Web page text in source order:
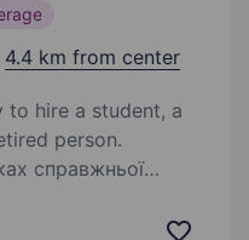
4.4 km from center
to hire a student, a
person.
справжньої
для великих